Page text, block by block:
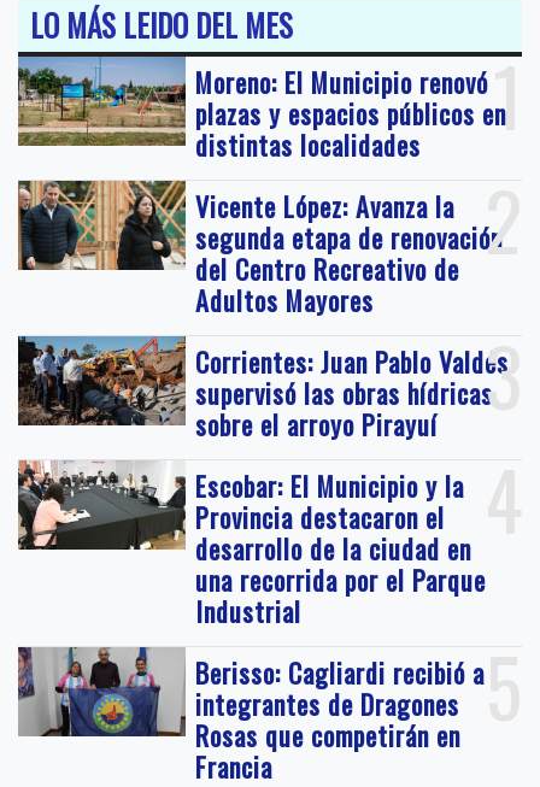
LO MÁS LEIDO DEL MES
1
Moreno: El Municipio renovó
plazas y espacios públicos en
distintas localidades
2
Vicente López: Avanza la
segunda etapa de renovación
del Centro Recreativo de
Adultos Mayores
3
Corrientes: Juan Pablo Valdés
supervisó las obras hídricas
sobre el arroyo Pirayuí
4
Escobar: El Municipio y la
Provincia destacaron el
desarrollo de la ciudad en
una recorrida por el Parque
Industrial
5
Berisso: Cagliardi recibió a
integrantes de Dragones
Rosas que competirán en
Francia